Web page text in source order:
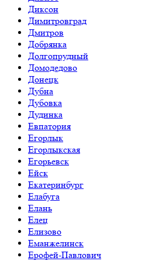
Диксон
Димитровград
Дмитров
Добрянка
Долгопрудный
Домодедово
Донецк
Дубна
Дубовка
Дудинка
Евпатория
Егорлык
Егорлыкская
Егорьевск
Ейск
Екатеринбург
Елабуга
Елань
Елец
Елизово
Еманжелинск
Ерофей-Павлович